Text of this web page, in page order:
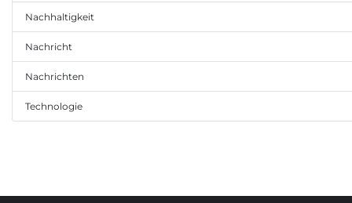
Nachhaltigkeit
Nachricht
Nachrichten
Technologie